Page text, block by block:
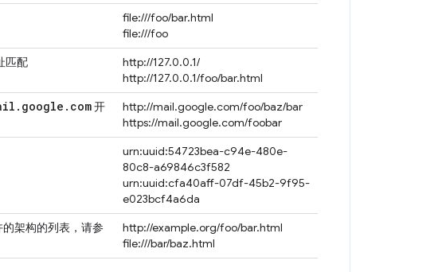
file:///foo/bar.html
file:///foo
匹配
http://127.0.0.1/
http://127.0.0.1/foo/bar.html
. google . com开
http://mail.google.com/foo/baz/bar
https://mail.google.com/foobar
urn:uuid:54723bea-c94e-480e-
80c8-a69846c3f582
urn:uuid:cfa40aff-07df-45b2-9f95-
e023bcf4a6da
架构的列表，请参
http://example.org/foo/bar.html
file:///bar/baz.html